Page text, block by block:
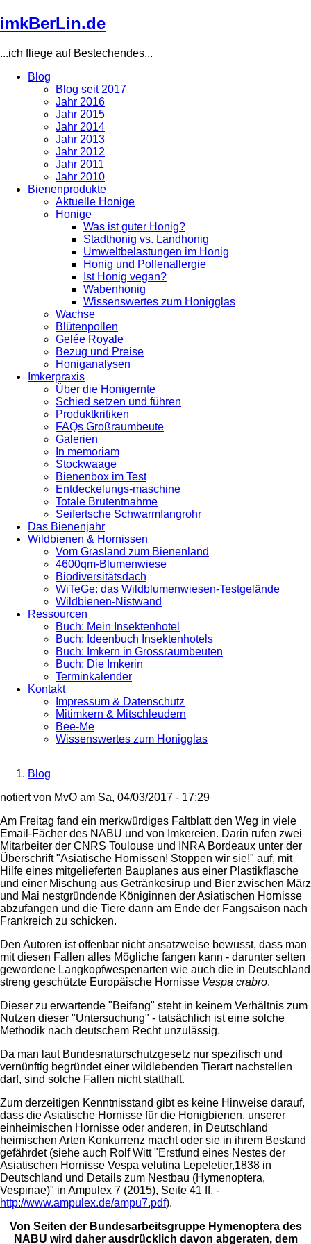
Direkt
zum
imkBerLin.de
...ich fliege auf Bestechendes...
navigation
Blog
Blog seit 2017
Jahr 2016
Jahr 2015
Jahr 2014
Jahr 2013
Jahr 2012
Jahr 2011
Jahr 2010
Bienenprodukte
Aktuelle Honige
Honige
Was ist guter Honig?
Stadthonig vs. Landhonig
Umweltbelastungen im Honig
Honig und Pollenallergie
Ist Honig vegan?
Wabenhonig
Wissenswertes zum Honigglas
Wachse
Blütenpollen
Gelée Royale
Bezug und Preise
Honiganalysen
Imkerpraxis
Über die Honigernte
Schied setzen und führen
Produktkritiken
FAQs Großraumbeute
Galerien
In memoriam
Stockwaage
Bienenbox im Test
Entdeckelungs-maschine
Totale Brutentnahme
Seifertsche Schwarmfangrohr
Das Bienenjahr
Wildbienen & Hornissen
Vom Grasland zum Bienenland
4600qm-Blumenwiese
Biodiversitätsdach
WiTeGe: das Wildblumenwiesen-Testgelände
Wildbienen-Nistwand
Ressourcen
Buch: Mein Insektenhotel
Buch: Ideenbuch Insektenhotels
Buch: Imkern in Grossraumbeuten
Buch: Die Imkerin
Terminkalender
Kontakt
Impressum & Datenschutz
Mitimkern & Mitschleudern
Bee-Me
Wissenswertes zum Honigglas
Breadcrumb
Blog
notiert von MvO am Sa, 04/03/2017 - 17:29
Am Freitag fand ein merkwürdiges Faltblatt den Weg in viele
Email-Fächer des NABU und von Imkereien. Darin rufen zwei
Mitarbeiter der CNRS Toulouse und INRA Bordeaux unter der
Überschrift "Asiatische Hornissen! Stoppen wir sie!" auf, mit
Hilfe eines mitgelieferten Bauplanes aus einer Plastikflasche
und einer Mischung aus Getränkesirup und Bier zwischen März
und Mai nestgründende Königinnen der Asiatischen Hornisse
abzufangen und die Tiere dann am Ende der Fangsaison nach
Frankreich zu schicken.
Den Autoren ist offenbar nicht ansatzweise bewusst, dass man
mit diesen Fallen alles Mögliche fangen kann - darunter selten
gewordene Langkopfwespenarten wie auch die in Deutschland
streng geschützte Europäische Hornisse Vespa crabro.
Dieser zu erwartende "Beifang" steht in keinem Verhältnis zum
Nutzen dieser "Untersuchung" - tatsächlich ist eine solche
Methodik nach deutschem Recht unzulässig.
Da man laut Bundesnaturschutzgesetz nur spezifisch und
vernünftig begründet einer wildlebenden Tierart nachstellen
darf, sind solche Fallen nicht statthaft.
Zum derzeitigen Kenntnisstand gibt es keine Hinweise darauf,
dass die Asiatische Hornisse für die Honigbienen, unserer
einheimischen Hornisse oder anderen, in Deutschland
heimischen Arten Konkurrenz macht oder sie in ihrem Bestand
gefährdet (siehe auch Rolf Witt "Erstfund eines Nestes der
Asiatischen Hornisse Vespa velutina Lepeletier,1838 in
Deutschland und Details zum Nestbau (Hymenoptera,
Vespinae)" in Ampulex 7 (2015), Seite 41 ff. -
http://www.ampulex.de/ampu7.pdf).
Von Seiten der Bundesarbeitsgruppe Hymenoptera des
NABU wird daher ausdrücklich davon abgeraten, dem